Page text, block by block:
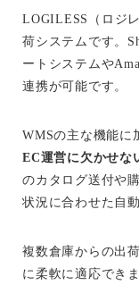
LOGILESS（ロジ
荷システムです。
ートシステムや
連携が可能です。
WMSの主な機能に
EC運営に欠かせな
のカタログ送付や
状況に合わせた自
複数倉庫からの出
に柔軟に適応できま